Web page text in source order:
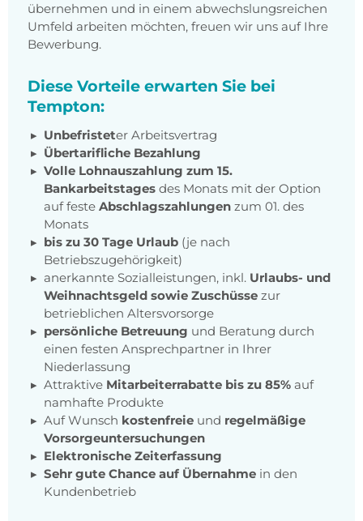
übernehmen und in einem abwechslungsreichen
Umfeld arbeiten möchten, freuen wir uns auf Ihre
Bewerbung.
Diese Vorteile erwarten Sie bei
Tempton:
Unbefristeter Arbeitsvertrag
Übertarifliche Bezahlung
Volle Lohnauszahlung zum 15.
Bankarbeitstages des Monats mit der Option
auf feste Abschlagszahlungen zum 01. des
Monats
bis zu 30 Tage Urlaub (je nach
Betriebszugehörigkeit)
anerkannte Sozialleistungen, inkl. Urlaubs- und
Weihnachtsgeld sowie Zuschüsse zur
betrieblichen Altersvorsorge
persönliche Betreuung und Beratung durch
einen festen Ansprechpartner in Ihrer
Niederlassung
Attraktive Mitarbeiterrabatte bis zu 85% auf
namhafte Produkte
Auf Wunsch kostenfreie und regelmäßige
Vorsorgeuntersuchungen
Elektronische Zeiterfassung
Sehr gute Chance auf Übernahme in den
Kundenbetrieb